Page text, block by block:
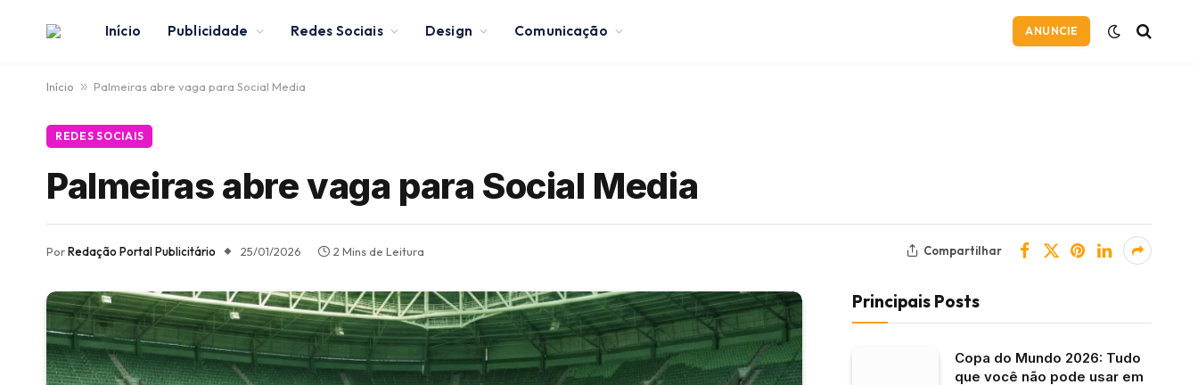
Início Publicidade Redes Sociais Design Comunicação ANUNCIE
Início » Palmeiras abre vaga para Social Media
REDES SOCIAIS
Palmeiras abre vaga para Social Media
PorRedação Portal Publicitário 25/01/2026 2 Mins de Leitura Compartilhar
Principais Posts
Copa do Mundo 2026: Tudo
que você não pode usar em